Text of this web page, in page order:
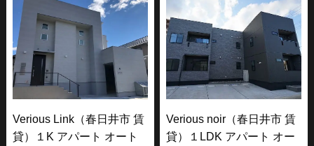
Verious Link（春日井市 賃
貸）１K アパート オート
Verious noir（春日井市 賃
貸）１LDK アパート オー